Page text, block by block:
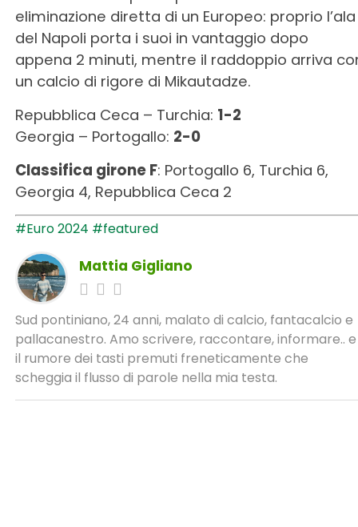
eliminazione diretta di un Europeo: proprio l’ala
del Napoli porta i suoi in vantaggio dopo
appena 2 minuti, mentre il raddoppio arriva
un calcio di rigore di Mikautadze.
Repubblica Ceca – Turchia: 1-2
Georgia – Portogallo: 2-0
Classifica girone F: Portogallo 6, Turchia 6,
Georgia 4, Repubblica Ceca 2
#Euro 2024 #featured
Mattia Gigliano
Sud pontiniano, 24 anni, malato di calcio, fantacalcio e
pallacanestro. Amo scrivere, raccontare, informare.. e
il rumore dei tasti premuti freneticamente che
scheggia il flusso di parole nella mia testa.